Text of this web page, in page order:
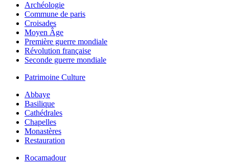
Archéologie
Commune de paris
Croisades
Moyen Âge
Première guerre mondiale
Révolution française
Seconde guerre mondiale
Patrimoine Culture
Abbaye
Basilique
Cathédrales
Chapelles
Monastères
Restauration
Rocamadour